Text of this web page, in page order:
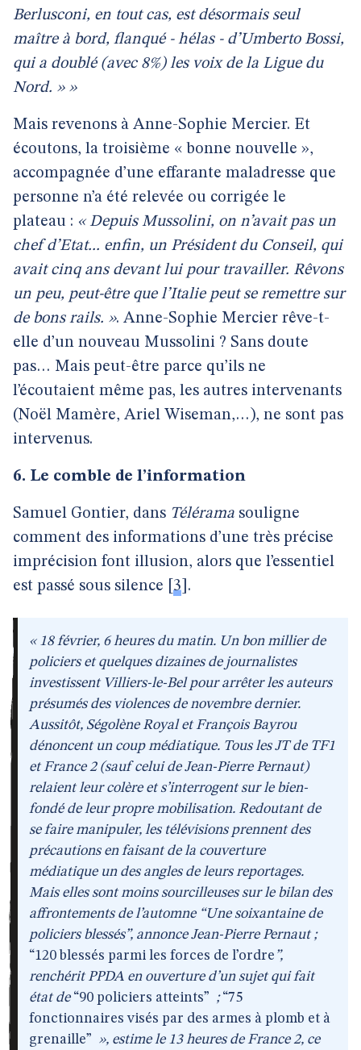
Berlusconi, en tout cas, est désormais seul
maître à bord, flanqué - hélas - d’Umberto Bossi,
qui a doublé (avec 8%) les voix de la Ligue du
Nord. » »
Mais revenons à Anne-Sophie Mercier. Et
écoutons, la troisième « bonne nouvelle »,
accompagnée d’une effarante maladresse que
personne n’a été relevée ou corrigée le
plateau : « Depuis Mussolini, on n’avait pas un
chef d’Etat... enfin, un Président du Conseil, qui
avait cinq ans devant lui pour travailler. Rêvons
un peu, peut-être que l’Italie peut se remettre sur
de bons rails. ». Anne-Sophie Mercier rêve-t-
elle d’un nouveau Mussolini ? Sans doute
pas… Mais peut-être parce qu’ils ne
l’écoutaient même pas, les autres intervenants
(Noël Mamère, Ariel Wiseman,…), ne sont pas
intervenus.
6. Le comble de l’information
Samuel Gontier, dans Télérama souligne
comment des informations d’une très précise
imprécision font illusion, alors que l’essentiel
est passé sous silence
3 .
« 18 février, 6 heures du matin. Un bon millier de
policiers et quelques dizaines de journalistes
investissent Villiers-le-Bel pour arrêter les auteurs
présumés des violences de novembre dernier.
Aussitôt, Ségolène Royal et François Bayrou
dénoncent un coup médiatique. Tous les JT de TF1
et France 2 (sauf celui de Jean-Pierre Pernaut)
relaient leur colère et s’interrogent sur le bien-
fondé de leur propre mobilisation. Redoutant de
se faire manipuler, les télévisions prennent des
précautions en faisant de la couverture
médiatique un des angles de leurs reportages.
Mais elles sont moins sourcilleuses sur le bilan des
affrontements de l’automne “Une soixantaine de
policiers blessés”, annonce Jean-Pierre Pernaut ;
“120 blessés parmi les forces de l’ordre ”,
renchérit PPDA en ouverture d’un sujet qui fait
état de“90 policiers atteints” ;“75
fonctionnaires visés par des armes à plomb et à
grenaille” », estime le 13 heures de France 2, ce